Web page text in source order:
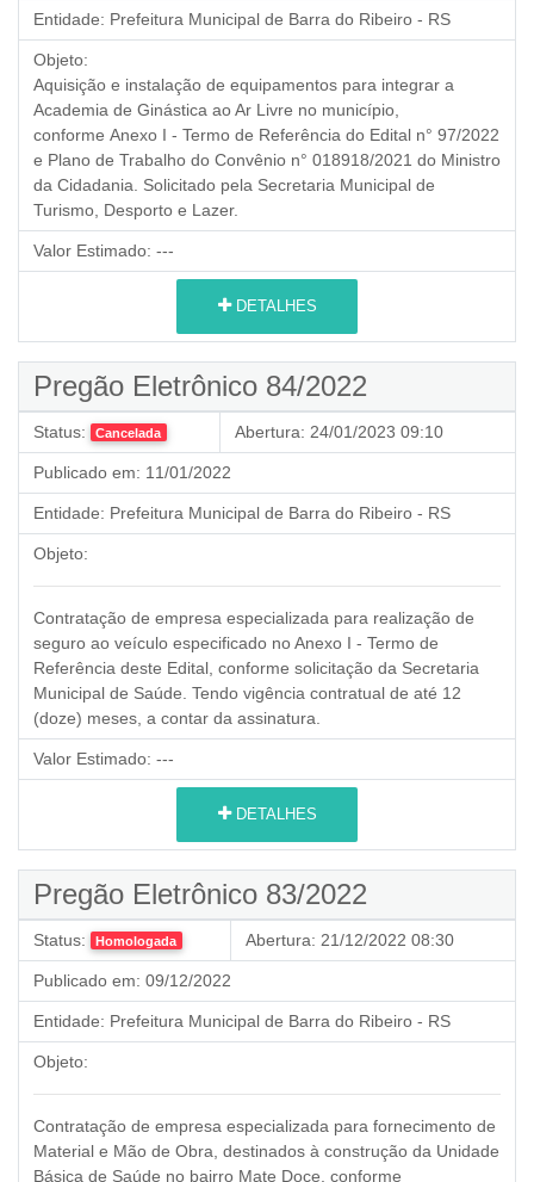
Entidade: Prefeitura Municipal de Barra do Ribeiro - RS
Objeto:
Aquisição e instalação de equipamentos para integrar a
Academia de Ginástica ao Ar Livre no município,
conforme Anexo I - Termo de Referência do Edital n° 97/2022
e Plano de Trabalho do Convênio n° 018918/2021 do Ministro
da Cidadania. Solicitado pela Secretaria Municipal de
Turismo, Desporto e Lazer.
Valor Estimado: ---
DETALHES
Pregão Eletrônico 84/2022
Status: Cancelada Abertura: 24/01/2023 09:10
Publicado em: 11/01/2022
Entidade: Prefeitura Municipal de Barra do Ribeiro - RS
Objeto:
Contratação de empresa especializada para realização de
seguro ao veículo especificado no Anexo I - Termo de
Referência deste Edital, conforme solicitação da Secretaria
Municipal de Saúde. Tendo vigência contratual de até 12
(doze) meses, a contar da assinatura.
Valor Estimado: ---
DETALHES
Pregão Eletrônico 83/2022
Status: Homologada Abertura: 21/12/2022 08:30
Publicado em: 09/12/2022
Entidade: Prefeitura Municipal de Barra do Ribeiro - RS
Objeto:
Contratação de empresa especializada para fornecimento de
Material e Mão de Obra, destinados à construção da Unidade
Básica de Saúde no bairro Mate Doce, conforme